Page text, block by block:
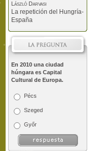
László Darvasi
La repetición del Hungría-
España
En 2010 una ciudad
húngara es Capital
Cultural de Europa.
Pécs
Szeged
Győr